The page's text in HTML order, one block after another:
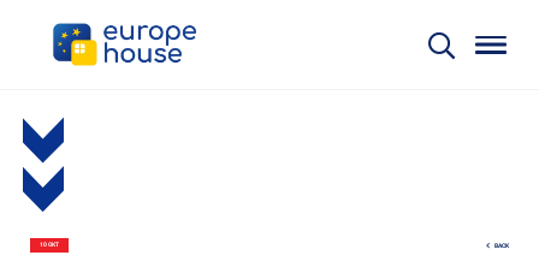
10 ОКТ BACK